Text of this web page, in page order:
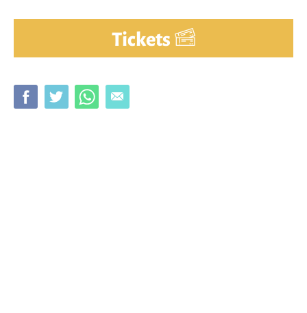
Tickets